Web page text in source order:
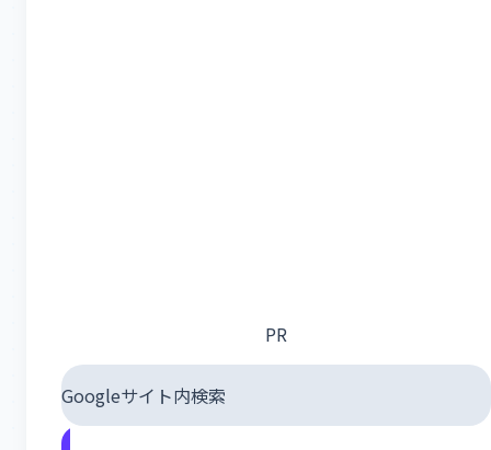
PR
Googleサイト内検索